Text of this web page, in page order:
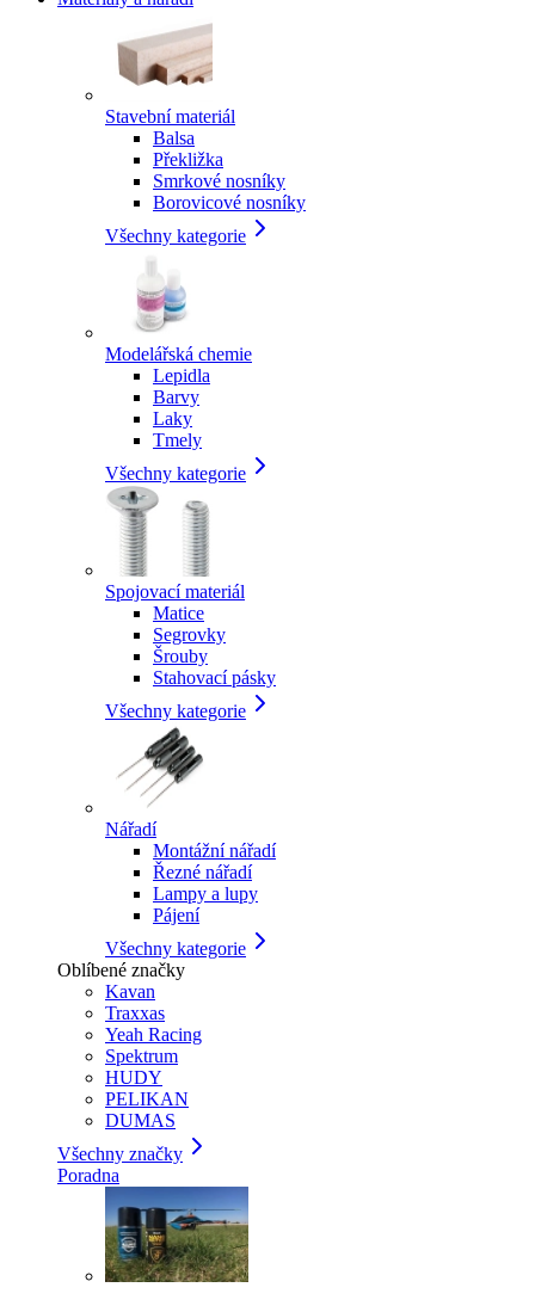
Stavební materiál
Balsa
Překližka
Smrkové nosníky
Borovicové nosníky
Všechny kategorie
Modelářská chemie
Lepidla
Barvy
Laky
Tmely
Všechny kategorie
Spojovací materiál
Matice
Segrovky
Šrouby
Stahovací pásky
Všechny kategorie
Nářadí
Montážní nářadí
Řezné nářadí
Lampy a lupy
Pájení
Všechny kategorie
Oblíbené značky
Kavan
Traxxas
Yeah Racing
Spektrum
HUDY
PELIKAN
DUMAS
Všechny značky
Poradna